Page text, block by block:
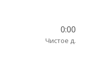
0:00
Чистое д.